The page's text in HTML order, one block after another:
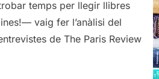
temps per llegir llibres
vaig fer l’anàlisi del
de The Paris Review